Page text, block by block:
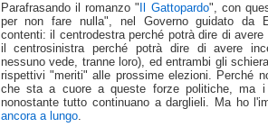
Parafrasando il romanzo " Il Gattopardo", con
per non fare nulla", nel Governo guidato da
contenti: il centrodestra perché potrà dire di
il centrosinistra perché potrà dire di avere
nessuno vede, tranne loro), ed entrambi gli
rispettivi "meriti" alle prossime elezioni. Perché
che sta a cuore a queste forze politiche, ma
nonostante tutto continuano a darglieli. Ma ho
ancora a lungo.